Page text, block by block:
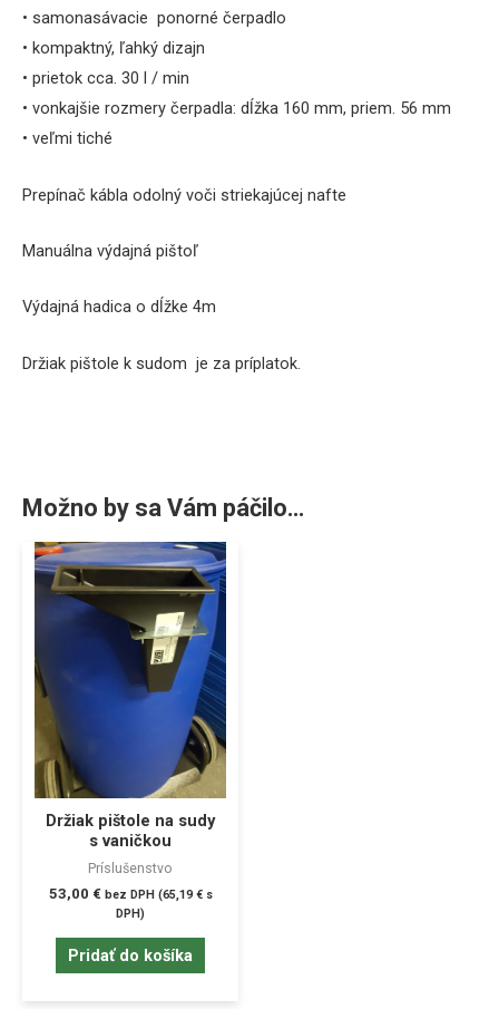
• samonasávacie ponorné čerpadlo
• kompaktný, ľahký dizajn
• prietok cca. 30 l / min
• vonkajšie rozmery čerpadla: dĺžka 160 mm, priem. 56 mm
• veľmi tiché
Prepínač kábla odolný voči striekajúcej nafte
Manuálna výdajná pištoľ
Výdajná hadica o dĺžke 4m
Držiak pištole k sudom je za príplatok.
Možno by sa Vám páčilo…
Držiak pištole na sudy
s vaničkou
Príslušenstvo
53,00 € bez DPH (65,19€s
DPH)
Pridať do košíka